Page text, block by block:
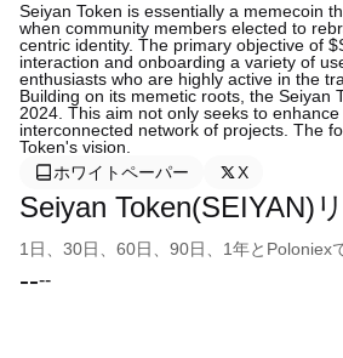
Seiyan Token is essentially a memecoin
when community members elected to
centric identity. The primary objective of
interaction and onboarding a variety of
enthusiasts who are highly active in the
Building on its memetic roots, the Seiyan
2024. This aim not only seeks to
interconnected network of projects. The
Token's vision.
ホワイトペーパー
X
Seiyan Token(SEIYAN)
1日、30日、60日、90日、1年とPoloniex
----